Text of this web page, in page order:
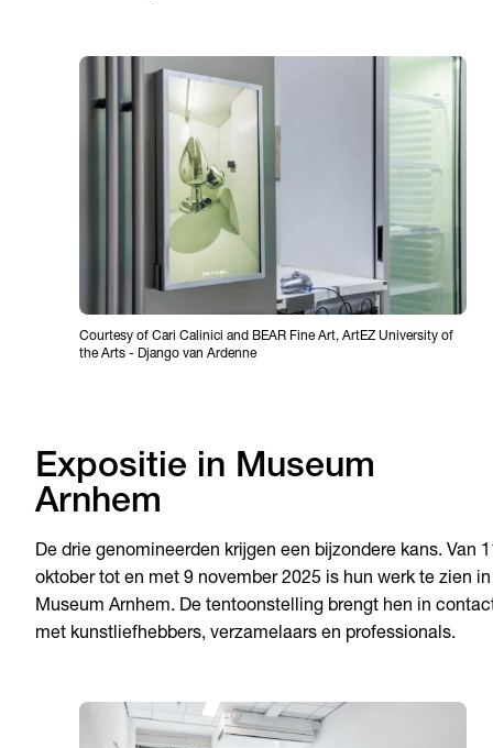
Courtesy of Cari Calinici and BEAR Fine Art, ArtEZ University of
the Arts - Django van Ardenne
Expositie in Museum
Arnhem
De drie genomineerden krijgen een bijzondere kans. Van
oktober tot en met 9 november 2025 is hun werk te zien in
Museum Arnhem. De tentoonstelling brengt hen in
met kunstliefhebbers, verzamelaars en professionals.